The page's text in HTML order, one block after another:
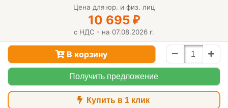
Цена для юр. и физ. лиц
10 695 ₽
с НДС - на 07.08.2026 г.
В корзину
Получить предложение
Купить в 1 клик